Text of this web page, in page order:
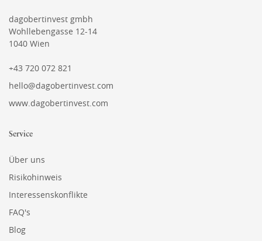
dagobertinvest gmbh
Wohllebengasse 12-14
1040 Wien
+43 720 072 821
hello@dagobertinvest.com
www.dagobertinvest.com
Service
Über uns
Risikohinweis
Interessenskonflikte
FAQ's
Blog